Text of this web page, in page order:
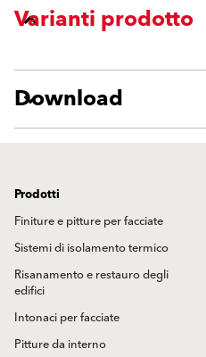
Varianti prodotto
Download
Prodotti
Finiture e pitture per facciate
Sistemi di isolamento termico
Risanamento e restauro degli
edifici
Intonaci per facciate
Pitture da interno